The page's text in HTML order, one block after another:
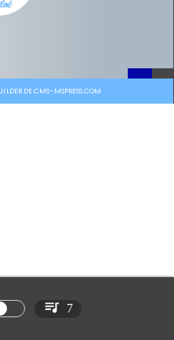
DE CMS-MSPRESS.COM
7